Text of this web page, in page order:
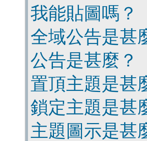
我能貼圖嗎？
全域公告是甚
公告是甚麼？
置頂主題是甚
鎖定主題是甚
主題圖示是甚